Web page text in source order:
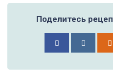
Поделитесь